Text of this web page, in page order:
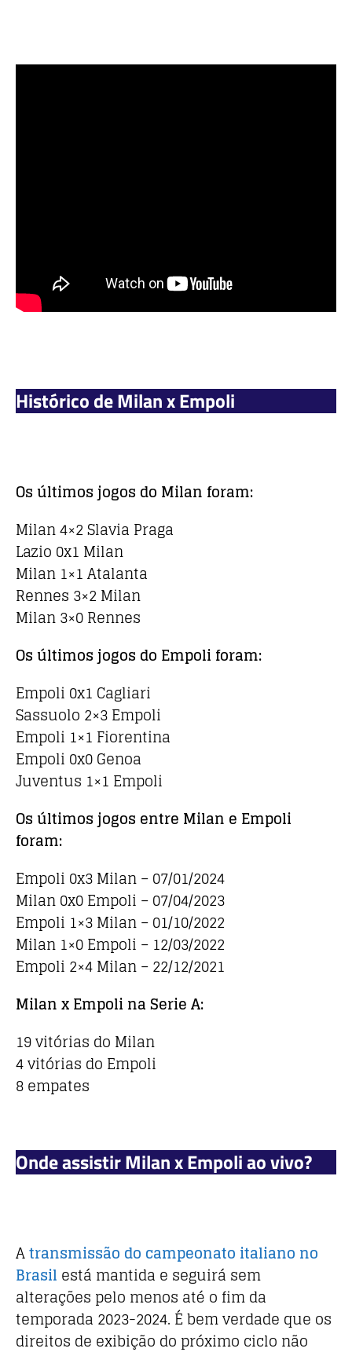
Histórico de Milan x Empoli
Os últimos jogos do Milan foram:
Milan 4×2 Slavia Praga
Lazio 0x1 Milan
Milan 1×1 Atalanta
Rennes 3×2 Milan
Milan 3×0 Rennes
Os últimos jogos do Empoli foram:
Empoli 0x1 Cagliari
Sassuolo 2×3 Empoli
Empoli 1×1 Fiorentina
Empoli 0x0 Genoa
Juventus 1×1 Empoli
Os últimos jogos entre Milan e Empoli
foram:
Empoli 0x3 Milan – 07/01/2024
Milan 0x0 Empoli – 07/04/2023
Empoli 1×3 Milan – 01/10/2022
Milan 1×0 Empoli – 12/03/2022
Empoli 2×4 Milan – 22/12/2021
Milan x Empoli na Serie A:
19 vitórias do Milan
4 vitórias do Empoli
8 empates
Onde assistir Milan x Empoli ao vivo?
Atransmissão do campeonato italiano no
Brasil está mantida e seguirá sem
alterações pelo menos até o fim da
temporada 2023-2024. É bem verdade que os
direitos de exibição do próximo ciclo não